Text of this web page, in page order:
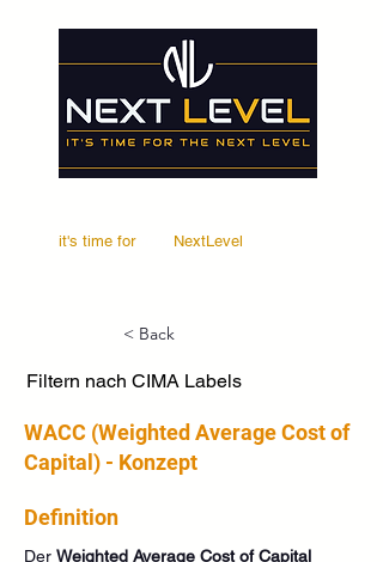
it's time for NextLevel
< Back
Filtern nach CIMA Labels
WACC (Weighted Average Cost of
Capital) - Konzept
Definition
Der Weighted Average Cost of Capital